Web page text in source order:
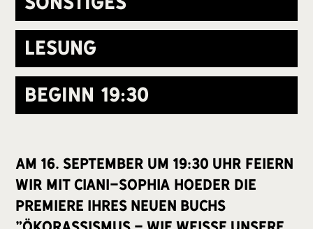
Lesung
Beginn 19:30
Am 16. September um 19:30 Uhr feiern
wir mit Ciani-Sophia Hoeder die
Premiere ihres neuen Buchs